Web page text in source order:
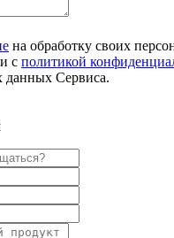
на обработку своих
с политикой
данных Сервиса.